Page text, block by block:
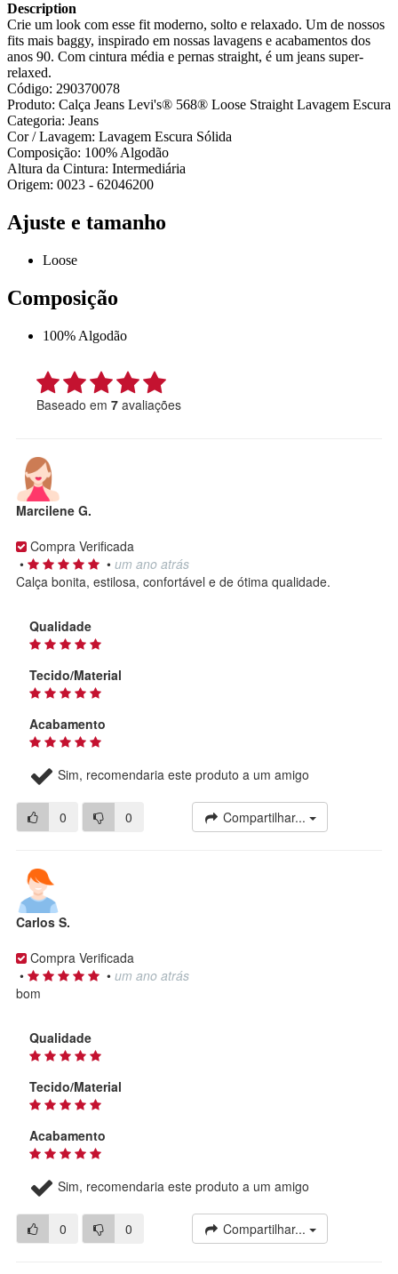
Description
Crie um look com esse fit moderno, solto e relaxado. Um de nossos
fits mais baggy, inspirado em nossas lavagens e acabamentos dos
anos 90. Com cintura média e pernas straight, é um jeans super-
relaxed.
Código: 290370078
Produto: Calça Jeans Levi's® 568® Loose Straight Lavagem Escura
Categoria: Jeans
Cor / Lavagem: Lavagem Escura Sólida
Composição: 100% Algodão
Altura da Cintura: Intermediária
Origem: 0023 - 62046200
Ajuste e tamanho
Loose
Composição
100% Algodão
Baseado em 7 avaliações
Marcilene G.
Compra Verificada
•
• um ano atrás
Calça bonita, estilosa, confortável e de ótima qualidade.
Qualidade
Tecido/Material
Acabamento
Sim, recomendaria este produto a um amigo
0 0 Compartilhar...
Carlos S.
Compra Verificada
•
• um ano atrás
bom
Qualidade
Tecido/Material
Acabamento
Sim, recomendaria este produto a um amigo
0 0 Compartilhar...